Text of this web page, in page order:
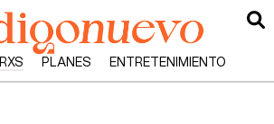
PLANES ENTRETENIMIENTO